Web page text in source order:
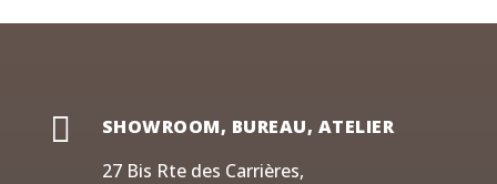

SHOWROOM, BUREAU, ATELIER
27 Bis Rte des Carrières,